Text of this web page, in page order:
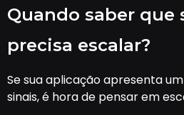
Quando saber que
precisa escalar?
Se sua aplicação apresenta
sinais, é hora de pensar em